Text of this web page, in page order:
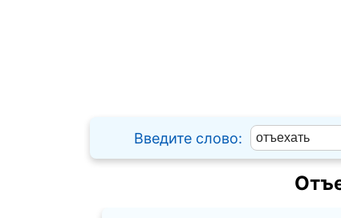
Введите слово: